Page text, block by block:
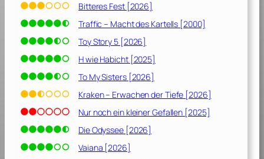
Bitteres Fest [2026]
Traffic – Macht des Kartells [2000]
Toy Story 5 [2026]
H wie Habicht [2025]
To My Sisters [2026]
Kraken – Erwachen der Tiefe [2026]
Nur noch ein kleiner Gefallen [2025]
Die Odyssee [2026]
Vaiana [2026]